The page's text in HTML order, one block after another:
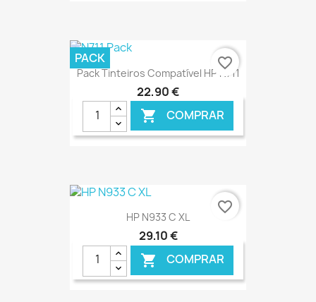
€ ONLINE
Pack Tinteiros Compatível HP N711
22,90 €
 COMPRAR
€ ONLINE
PACK favorite_border
HP N933 C XL
29,10 €
 COMPRAR
favorite_border